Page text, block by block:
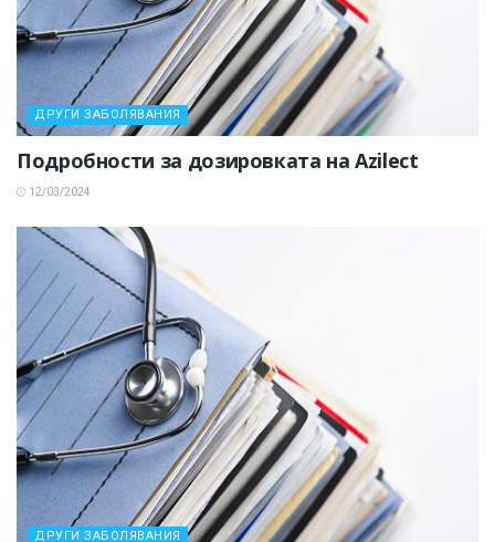
ДРУГИ ЗАБОЛЯВАНИЯ
Подробности за дозировката на Azilect
12/03/2024
ДРУГИ ЗАБОЛЯВАНИЯ